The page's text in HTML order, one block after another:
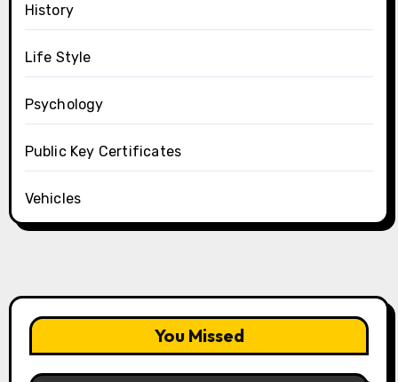
History
Life Style
Psychology
Public Key Certificates
Vehicles
You Missed